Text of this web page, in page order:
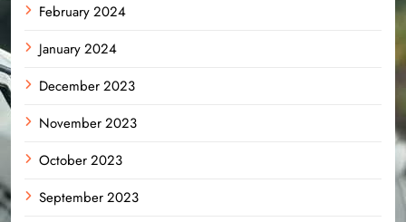
February 2024
January 2024
December 2023
November 2023
October 2023
September 2023